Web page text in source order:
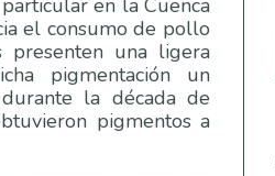
en la Cuenca
el consumo de pollo
presenten una ligera
pigmentación un
la década de
pigmentos a